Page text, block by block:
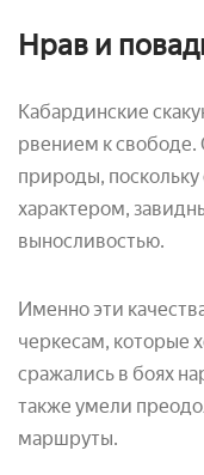
Нрав и
Кабардинские
рвением к
природы,
характером,
выносливостью.
Именно эти
черкесам, которые
сражались в боях
также умели
маршруты.